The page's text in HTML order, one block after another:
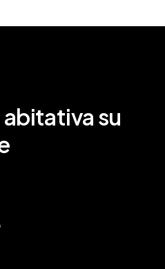
abitativa su